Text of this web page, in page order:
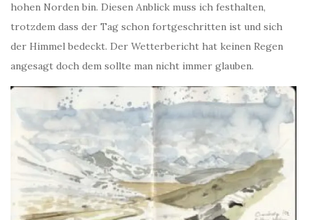
hohen Norden bin. Diesen Anblick muss ich festhalten,
trotzdem dass der Tag schon fortgeschritten ist und sich
der Himmel bedeckt. Der Wetterbericht hat keinen Regen
angesagt doch dem sollte man nicht immer glauben.